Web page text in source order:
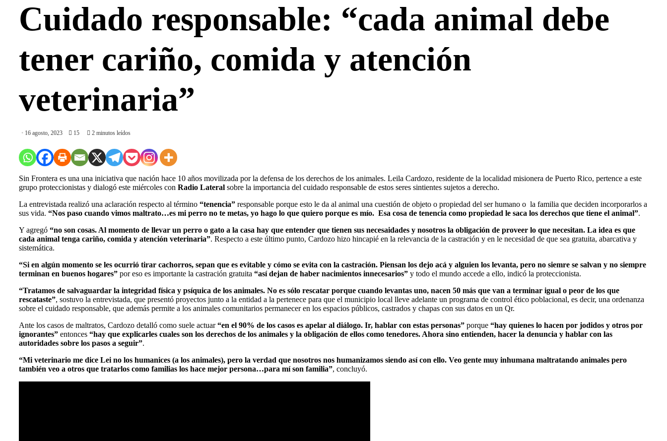
Cuidado responsable: “cada animal debe
tener cariño, comida y atención
veterinaria”
16 agosto, 2023 15 2 minutos leídos
Sin Frontera es una una iniciativa que nación hace 10 años movilizada por la defensa de los derechos de los animales. Leila Cardozo, residente de la localidad misionera de Puerto Rico, pertence a este
grupo proteccionistas y dialogó este miércoles con Radio Lateral sobre la importancia del cuidado responsable de estos seres sintientes sujetos a derecho.
La entrevistada realizó una aclaración respecto al término “tenencia” responsable porque esto le da al animal una cuestión de objeto o propiedad del ser humano o la familia que deciden incorporarlos a
sus vida. “Nos paso cuando vimos maltrato…es mi perro no te metas, yo hago lo que quiero porque es mío. Esa cosa de tenencia como propiedad le saca los derechos que tiene el animal”.
Y agregó “no son cosas. Al momento de llevar un perro o gato a la casa hay que entender que tienen sus necesaidades y nosotros la obligación de proveer lo que necesitan. La idea es que
cada animal tenga cariño, comida y atención veterinaria”. Respecto a este último punto, Cardozo hizo hincapié en la relevancia de la castración y en le necesidad de que sea gratuita, abarcativa y
sistemática.
“Si en algún momento se les ocurrió tirar cachorros, sepan que es evitable y cómo se evita con la castración. Piensan los dejo acá y alguien los levanta, pero no siemre se salvan y no siempre
terminan en buenos hogares” por eso es importante la castración gratuita “así dejan de haber nacimientos innecesarios” y todo el mundo accede a ello, indicó la proteccionista.
“Tratamos de salvaguardar la integridad física y psíquica de los animales. No es sólo rescatar porque cuando levantas uno, nacen 50 más que van a terminar igual o peor de los que
rescataste”, sostuvo la entrevistada, que presentó proyectos junto a la entidad a la pertenece para que el municipio local lleve adelante un programa de control ético poblacional, es decir, una ordenanza
sobre el cuidado responsable, que además permite a los animales comunitarios permanecer en los espacios públicos, castrados y chapas con sus datos en un Qr.
Ante los casos de maltratos, Cardozo detalló como suele actuar“en el 90% de los casos es apelar al diálogo. Ir, hablar con estas personas” porque “hay quienes lo hacen por jodidos y otros por
ignorantes” entonces “hay que explicarles cuales son los derechos de los animales y la obligación de ellos como tenedores. Ahora sino entienden, hacer la denuncia y hablar con las
autoridades sobre los pasos a seguir”.
“Mi veterinario me dice Lei no los humanices (a los animales), pero la verdad que nosotros nos humanizamos siendo así con ello. Veo gente muy inhumana maltratando animales pero
también veo a otros que tratarlos como familias los hace mejor persona…para mí son familia”, concluyó.